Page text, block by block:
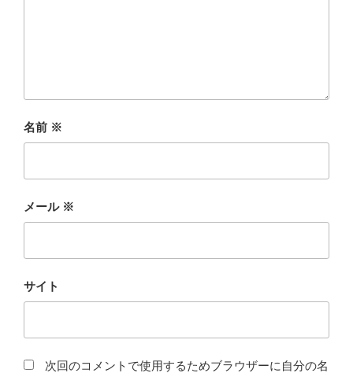
名前 ※
メール ※
サイト
次回のコメントで使用するためブラウザーに自分の名